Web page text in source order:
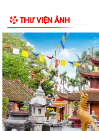
HỘI ĐỒNG NHÂN DÂN
XÚC CỬ TRI TRƯỚC KỲ HỌP
HỘI NGHỊ GIAO BAN GIỮA
CÁC TỔ TRƯỞNG TỔ DÂN
PHƯỜNG AN DƯƠNG CÔNG
BỘ MẶT TRẬN VÀ CÁC ĐOÀN
THƯ NGỎ VẬN ĐỘNG ỦNG HỘ
DƯƠNG NĂM 2026
THƯ VIỆN ẢNH